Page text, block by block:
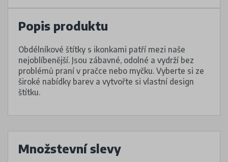
Popis produktu
Obdélníkové štítky s ikonkami patří mezi naše
nejoblíbenější. Jsou zábavné, odolné a vydrží bez
problémů praní v pračce nebo myčku. Vyberte si ze
široké nabídky barev a vytvořte si vlastní design
štítku.
Množstevní slevy